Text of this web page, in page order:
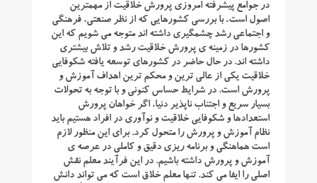
در جوامع پیشرفته امروزی پرورش خلاقیت از مهمترین
اصول است، با بررسی کشورهایی که از نظر صنعتی، فرهنگی
و اجتماعی رشد چشمگیری داشته اند متوجه می شویم که این
کشورها در زمینه ی پرورش خلاقیت رشد و تلاش بیشتری
داشته اند. در حال حاضر در کشورهای توسعه یافته شکوفایی
خلاقیت یکی از عالی ترین و محکم ترین اهداف آموزش و
پرورش است. در شرایط حساس کنونی و با توجه به تحولات
بسیار سریع و اجتناب ناپذیر دنیا، اگر خواهان پرورش
استعدادها و شکوفایی خلاقیت و نوآوری در افراد هستیم باید
نظام آموزش و پرورش را متحول کرد. برای این منظور لازم
است هماهنگی و برنامه ریزی دقیق و کاملی در عرصه ی
آموزش و پرورش داشته باشیم. در این فرآیند معلم نقش
اصلی را ایفا می کند. تنها معلم خلاق است که می تواند دانش